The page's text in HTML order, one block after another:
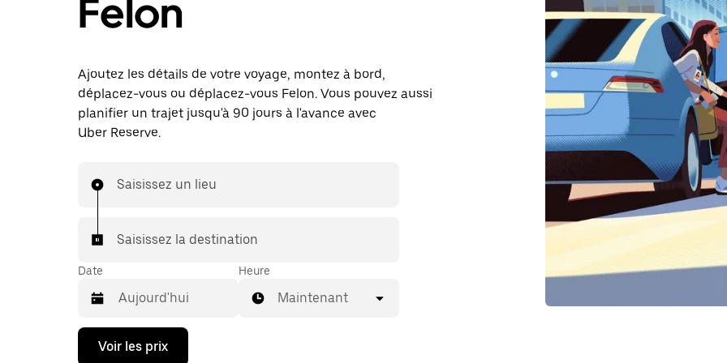
Felon
Ajoutez les détails de votre voyage, montez à bord,
déplacez-vous ou déplacez-vous Felon. Vous pouvez aussi
planifier un trajet jusqu'à 90 jours à l'avance avec
Uber Reserve.
Saisissez un lieu
Saisissez la destination
Date
Appuyez
Heure
Maintenant
Voir les prix